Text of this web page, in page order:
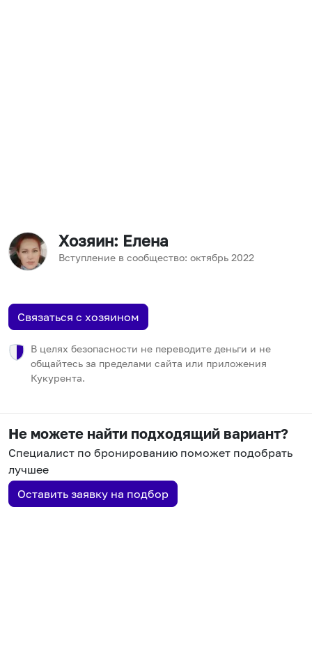
Хозяин: Елена
Вступление в сообщество: октябрь 2022
Связаться с хозяином
В целях безопасности не переводите деньги и не
общайтесь за пределами сайта или приложения
Кукурента.
Не можете найти подходящий вариант?
Специалист по бронированию поможет подобрать
лучшее
Оставить заявку на подбор